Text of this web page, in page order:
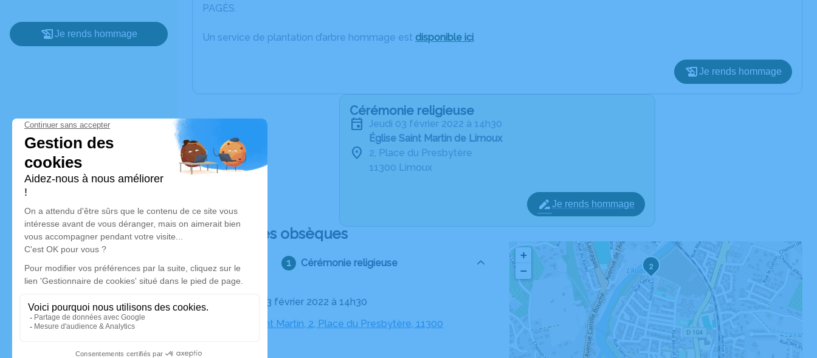
Je rends hommage
PAGÈS.
Un service de plantation d’arbre hommage est disponible ici.
Je rends hommage
Cérémonie religieuse
jeudi 03 février 2022 à 14h30
Église Saint Martin de Limoux
2, Place du Presbytère
11300 Limoux
Je rends hommage
Déroulé des obsèques
Cérémonie religieuse
Le jeudi 03 février 2022 à 14h30
Église Saint Martin, 2, Place du Presbytère, 11300
2
+
−